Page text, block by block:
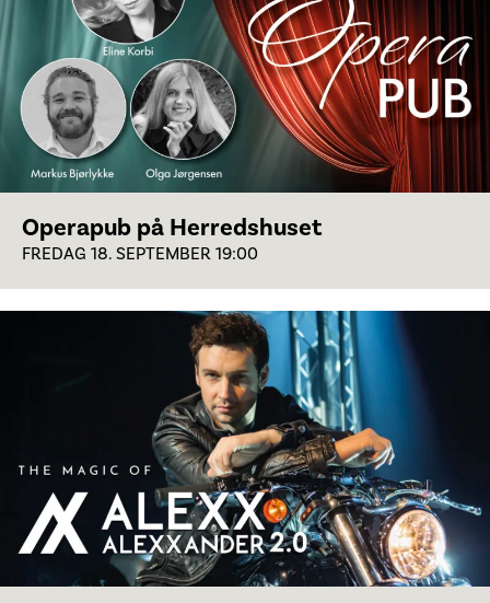
Operapub på Herredshuset
FREDAG 18. SEPTEMBER 19:00